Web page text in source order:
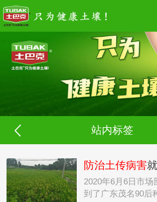
站内标签
防治土传病害就
2020年6月6日市场
到了广东茂名90后